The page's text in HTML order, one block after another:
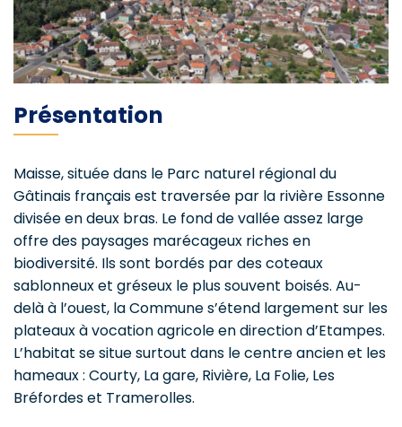
Présentation
Maisse, située dans le Parc naturel régional du
Gâtinais français est traversée par la rivière Essonne
divisée en deux bras. Le fond de vallée assez large
offre des paysages marécageux riches en
biodiversité. Ils sont bordés par des coteaux
sablonneux et gréseux le plus souvent boisés. Au-
delà à l’ouest, la Commune s’étend largement sur les
plateaux à vocation agricole en direction d’Etampes.
L’habitat se situe surtout dans le centre ancien et les
hameaux : Courty, La gare, Rivière, La Folie, Les
Bréfordes et Tramerolles.